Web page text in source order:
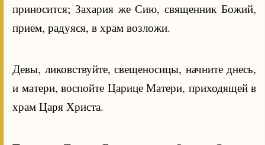
приносится; Захария же Сию, священник Божий,
прием, радуяся, в храм возложи.
Девы, ликовствуйте, свещеносицы, начните днесь,
и матери, воспойте Царице Матери, приходящей в
храм Царя Христа.